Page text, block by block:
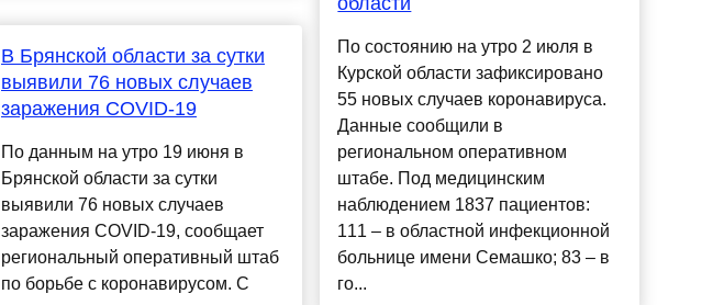
В Брянской области за сутки
выявили 76 новых случаев
заражения COVID-19
По данным на утро 19 июня в
Брянской области за сутки
выявили 76 новых случаев
заражения COVID-19, сообщает
региональный оперативный штаб
по борьбе с коронавирусом. С
По состоянию на утро 2 июля в
Курской области зафиксировано
55 новых случаев коронавируса.
Данные сообщили в
региональном оперативном
штабе. Под медицинским
наблюдением 1837 пациентов:
111 – в областной инфекционной
больнице имени Семашко; 83 – в
го...